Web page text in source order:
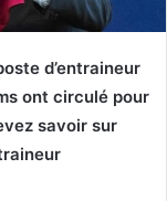
d’entraineur
ont circulé pour
savoir sur